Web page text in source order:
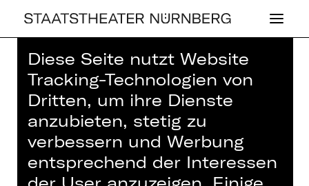
Home> Haus> Künstler*innen>
Stefanie Weidmann
OPER
Diese Seite nutzt Website
Tracking-Technologien von
Dritten, um ihre Dienste
anzubieten, stetig zu
verbessern und Werbung
entsprechend der Interessen